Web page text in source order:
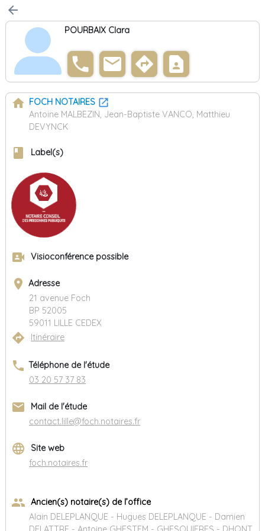
arrow_back
POURBAIX Clara
phone email directions contact_page
home FOCH NOTAIRES
Antoine MALBEZIN, Jean-Baptiste VANCO, Matthieu
DEVYNCK
book Label(s)
video_camera_front Visioconférence possible
place Adresse
21 avenue Foch
BP 52005
59011 LILLE CEDEX
directions Itinéraire
phone Téléphone de l'étude
03 20 57 37 83
email
Mail de l'étude
contact.lille@foch.notaires.fr
language
Site web
foch.notaires.fr
group Ancien(s) notaire(s) de l’office
Alain DELEPLANQUE - Hugues DELEPLANQUE - Damien